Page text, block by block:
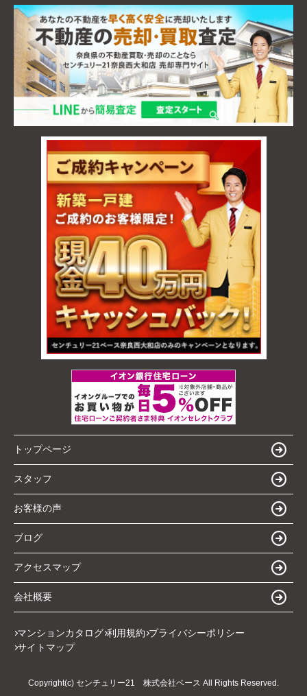
トップページ
スタッフ
お客様の声
ブログ
アクセスマップ
会社概要
マンションカタログ 利用規約 プライバシーポリシー
サイトマップ
Copyright(c) センチュリー21 株式会社ベース All Rights Reserved.